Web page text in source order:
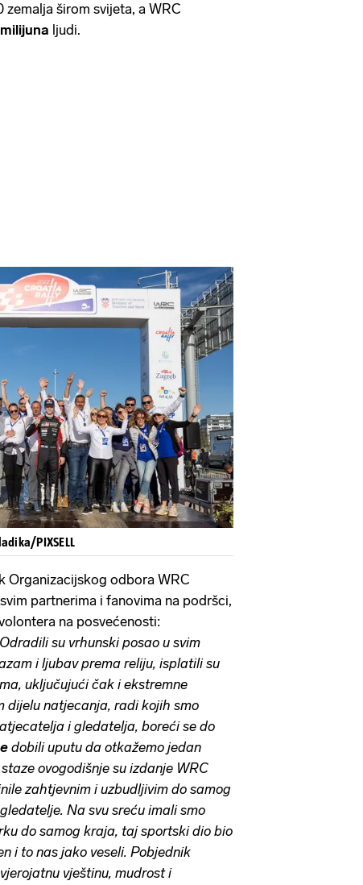
zemalja širom svijeta, a WRC
ljudi.
PIXSELL
Organizacijskog odbora WRC
partnerima i fanovima na podršci,
na posvećenosti:
su vrhunski posao u svim
i ljubav prema reliju, isplatili su
uključujući čak i ekstremne
dijelu natjecanja, radi kojih smo
i gledatelja, boreći se do
dobili uputu da otkažemo jedan
ovogodišnje su izdanje WRC
zahtjevnim i uzbudljivim do samog
Na svu sreću imali smo
do samog kraja, taj sportski dio bio
i to nas jako veseli. Pobjednik
vještinu, mudrost i